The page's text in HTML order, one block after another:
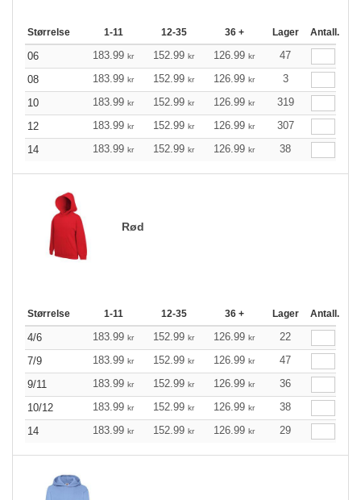
Størrelse 1-11 12-35 36 + Lager Antall.
06 183.99 kr 152.99 kr 126.99 kr
47
08
183.99 kr 152.99 kr 126.99 kr
3
10
183.99 kr 152.99 kr 126.99 kr
319
12
183.99 kr 152.99 kr 126.99 kr
307
14
183.99 kr 152.99 kr 126.99 kr 38
Rød
Størrelse 1-11 12-35 36 + Lager Antall.
4/6 183.99 kr 152.99 kr 126.99 kr
22
7/9
183.99 kr 152.99 kr 126.99 kr
47
9/11
183.99 kr 152.99 kr 126.99 kr
36
10/12
183.99 kr 152.99 kr 126.99 kr
38
14
183.99 kr 152.99 kr 126.99 kr 29